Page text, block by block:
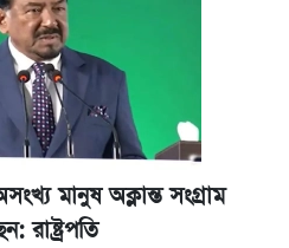
মানুষ অক্লান্ত সংগ্রাম
রাষ্ট্রপতি